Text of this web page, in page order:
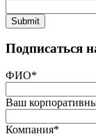
Submit
Подписаться
ФИО*
Ваш
Компания*